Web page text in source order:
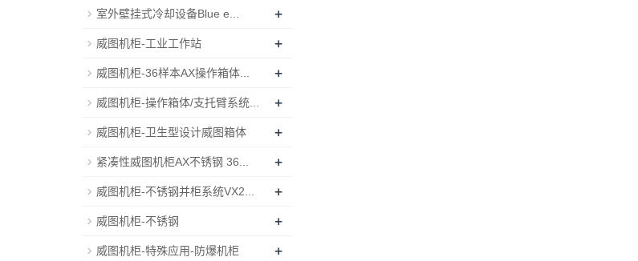
室外壁挂式冷却设备Blue e... +
威图机柜-工业工作站 +
威图机柜-36样本AX操作箱体... +
威图机柜-操作箱体/支托臂系统... +
威图机柜-卫生型设计威图箱体 +
紧凑性威图机柜AX不锈钢 36... +
威图机柜-不锈钢并柜系统VX2... +
威图机柜-不锈钢 +
威图机柜-特殊应用-防爆机柜 +